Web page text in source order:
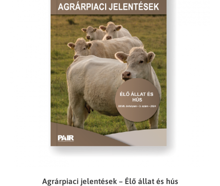
Agrárpiaci jelentések – Élő állat és hús